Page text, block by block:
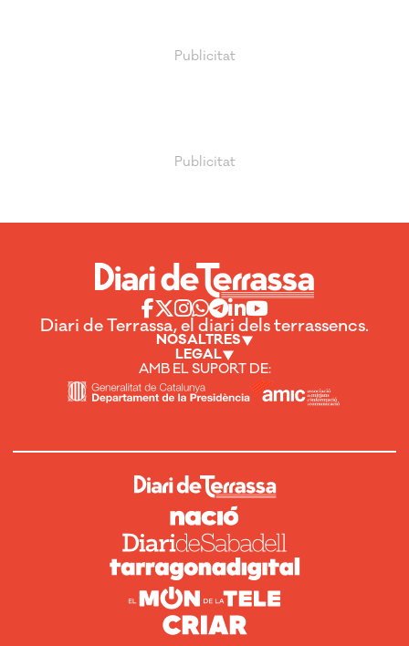
Diari de Terrassa, el diari dels terrassencs.
NOSALTRES
LEGAL
AMB EL SUPORT DE: